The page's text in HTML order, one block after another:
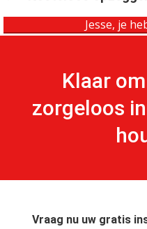
Jesse, je
Klaar
zorgeloos
Vraag nu uw gratis